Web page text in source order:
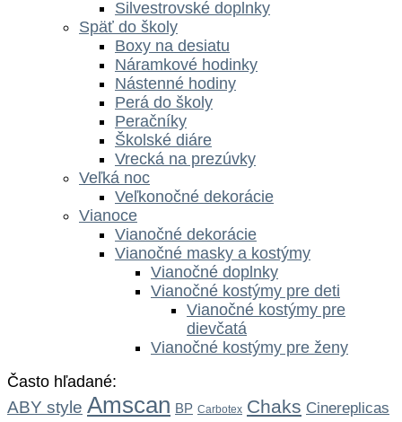
Silvestrovské doplnky
Späť do školy
Boxy na desiatu
Náramkové hodinky
Nástenné hodiny
Perá do školy
Peračníky
Školské diáre
Vrecká na prezúvky
Veľká noc
Veľkonočné dekorácie
Vianoce
Vianočné dekorácie
Vianočné masky a kostýmy
Vianočné doplnky
Vianočné kostýmy pre deti
Vianočné kostýmy pre
dievčatá
Vianočné kostýmy pre ženy
Často hľadané:
ABY style Amscan BP Carbotex Chaks Cinereplicas